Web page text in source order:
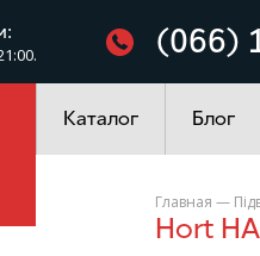
нам: (066)
Каталог
Електроустаткування
Блог
Главная —
Hort